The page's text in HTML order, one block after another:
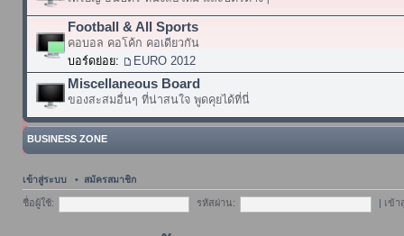
Football & All Sports
คอบอล คอโค้ก คอเดียวกัน
บอร์ดย่อย:
EURO 2012
Miscellaneous Board
ของสะสมอื่นๆ ที่น่าสนใจ พูดคุยได้ที่นี่
BUSINESS ZONE
เข้าสู่ระบบ • สมัครสมาชิก
ชื่อผู้ใช้: รหัสผ่าน: เข้